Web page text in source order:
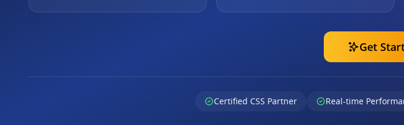
Get
Certified CSS Partner Real-time